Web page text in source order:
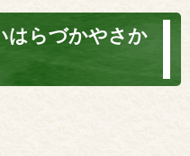
はらづかやさか